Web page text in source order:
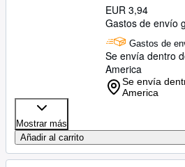
EUR 3,94
Gastos de envío
Gastos de
Se envía dentro
America
Se envía
America
Mostrar más
Añadir al carrito